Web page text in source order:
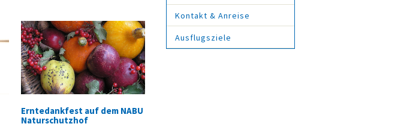
Erntedankfest auf dem NABU
Naturschutzhof
Kontakt & Anreise
Ausflugsziele